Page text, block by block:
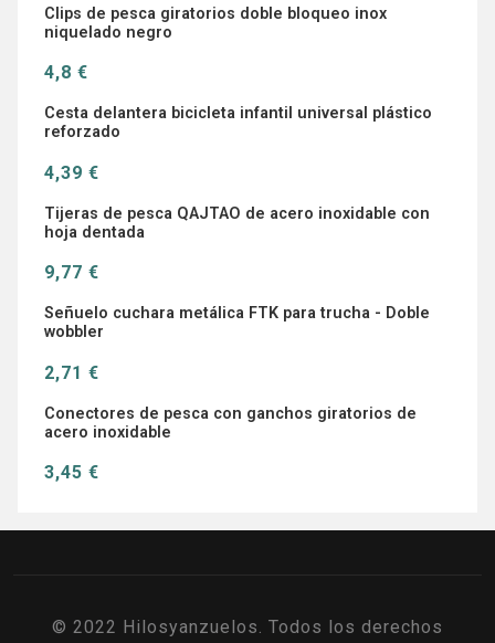
Clips de pesca giratorios doble bloqueo inox
niquelado negro
4,8 €
Cesta delantera bicicleta infantil universal plástico
reforzado
4,39 €
Tijeras de pesca QAJTAO de acero inoxidable con
hoja dentada
9,77 €
Señuelo cuchara metálica FTK para trucha - Doble
wobbler
2,71 €
Conectores de pesca con ganchos giratorios de
acero inoxidable
3,45 €
© 2022 Hilosyanzuelos. Todos los derechos